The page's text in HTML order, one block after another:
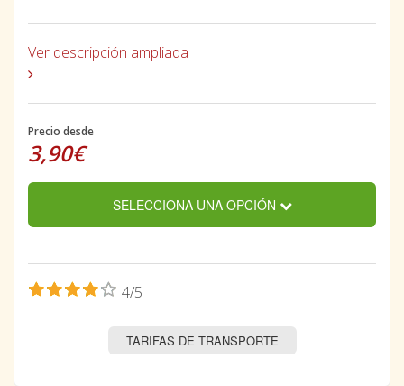
Ver descripción ampliada
Precio desde
3,90€
SELECCIONA UNA OPCIÓN
4/5
TARIFAS DE TRANSPORTE